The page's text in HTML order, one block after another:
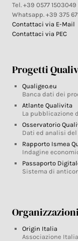
Tel. +39 0577 1503049
Whatsapp. +39 375
Contattaci via E-Mail
Contattaci via PEC
Progetti
Qualigeo.eu
Banca dati dei
Atlante Qualivita
La pubblicazione
Osservatorio
Dati ed analisi del
Rapporto Ismea
Indagine
Passaporto
Sistema di
Origin Italia
Associazione